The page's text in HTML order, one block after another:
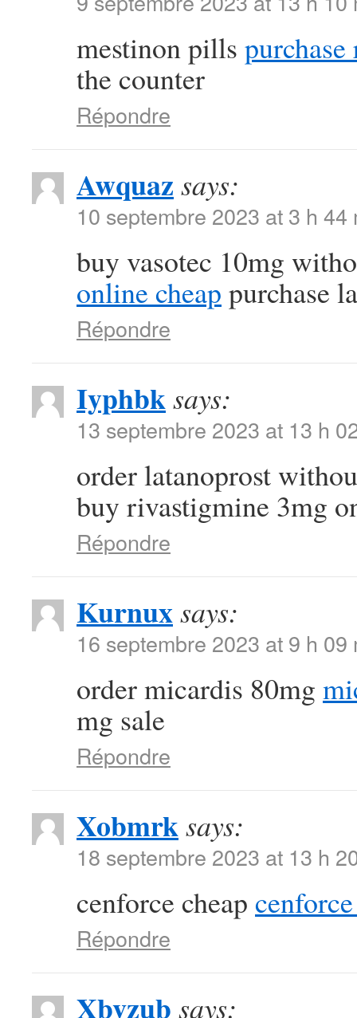
mestinon pills
the counter
Répondre
Awquaz says:
10 septembre 2023 at 3 h 44
buy vasotec 10mg
online cheap purchase
Répondre
Iyphbksays:
13 septembre 2023 at 13 h
order latanoprost
buy rivastigmine 3mg
Répondre
Kurnuxsays:
16 septembre 2023 at 9 h 09
order micardis 80mg
mg sale
Répondre
Xobmrksays:
18 septembre 2023 at 13 h
cenforce cheap
Répondre
Xbvzub says: